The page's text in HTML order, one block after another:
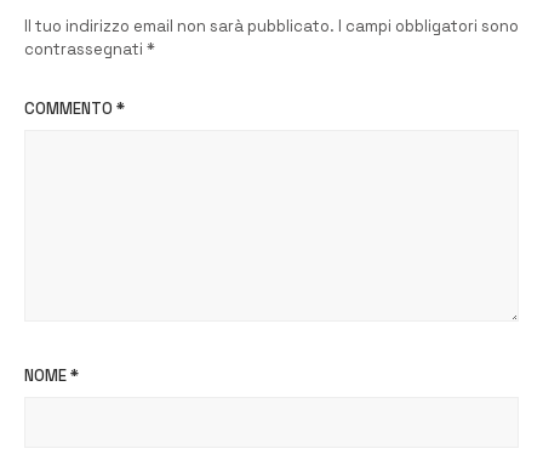
Il tuo indirizzo email non sarà pubblicato. I campi obbligatori sono
contrassegnati *
COMMENTO *
NOME*